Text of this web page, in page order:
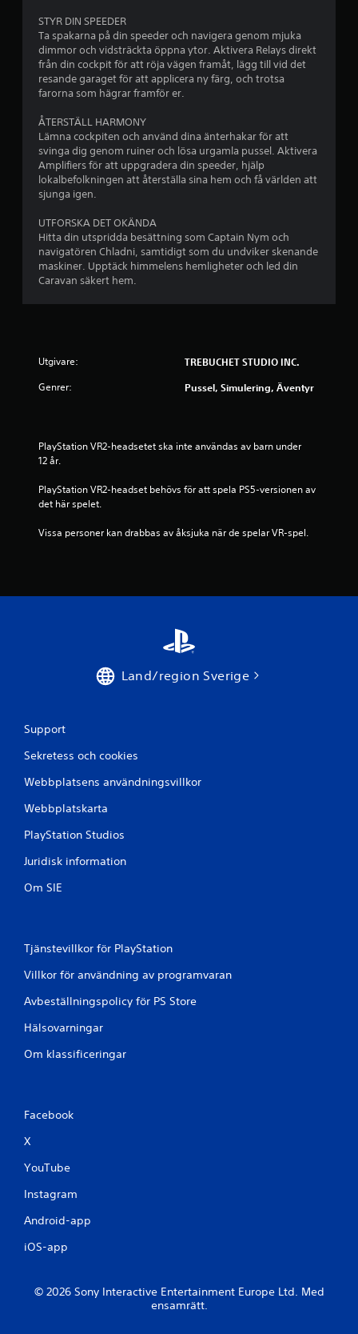
STYR DIN SPEEDER
Ta spakarna på din speeder och navigera genom mjuka
dimmor och vidsträckta öppna ytor. Aktivera Relays direkt
från din cockpit för att röja vägen framåt, lägg till vid det
resande garaget för att applicera ny färg, och trotsa
farorna som hägrar framför er.
ÅTERSTÄLL HARMONY
Lämna cockpiten och använd dina änterhakar för att
svinga dig genom ruiner och lösa urgamla pussel. Aktivera
Amplifiers för att uppgradera din speeder, hjälp
lokalbefolkningen att återställa sina hem och få världen att
sjunga igen.
UTFORSKA DET OKÄNDA
Hitta din utspridda besättning som Captain Nym och
navigatören Chladni, samtidigt som du undviker skenande
maskiner. Upptäck himmelens hemligheter och led din
Caravan säkert hem.
Utgivare: TREBUCHET STUDIO INC.
Genrer: Pussel, Simulering, Äventyr
PlayStation VR2-headsetet ska inte användas av barn under
12 år.
PlayStation VR2-headset behövs för att spela PS5-versionen av
det här spelet.
Vissa personer kan drabbas av åksjuka när de spelar VR-spel.
Land/region Sverige
Support
Sekretess och cookies
Webbplatsens användningsvillkor
Webbplatskarta
PlayStation Studios
Juridisk information
Om SIE
Tjänstevillkor för PlayStation
Villkor för användning av programvaran
Avbeställningspolicy för PS Store
Hälsovarningar
Om klassificeringar
Facebook
X
YouTube
Instagram
Android-app
iOS-app
© 2026 Sony Interactive Entertainment Europe Ltd. Med
ensamrätt.